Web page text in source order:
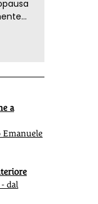
a
Emanuele
dal